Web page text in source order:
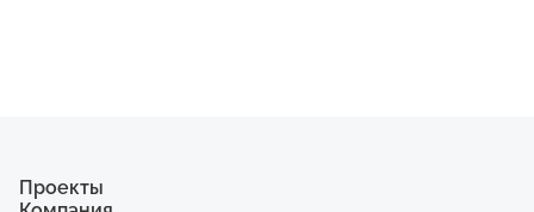
Проекты